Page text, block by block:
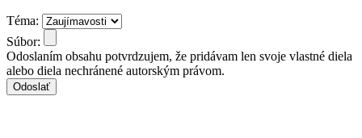
Téma:
Súbor:
Odoslaním obsahu potvrdzujem, že pridávam len svoje vlastné diela
alebo diela nechránené autorským právom.